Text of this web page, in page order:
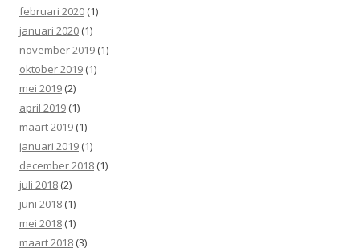
februari 2020 (1)
januari 2020 (1)
november 2019 (1)
oktober 2019 (1)
mei 2019 (2)
april 2019 (1)
maart 2019 (1)
januari 2019 (1)
december 2018 (1)
juli 2018 (2)
juni 2018 (1)
mei 2018 (1)
maart 2018 (3)